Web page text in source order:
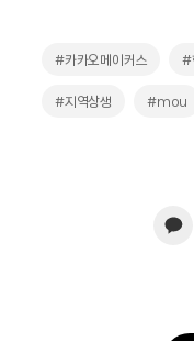
#카카오메이커스 #
#지역상생 #mou